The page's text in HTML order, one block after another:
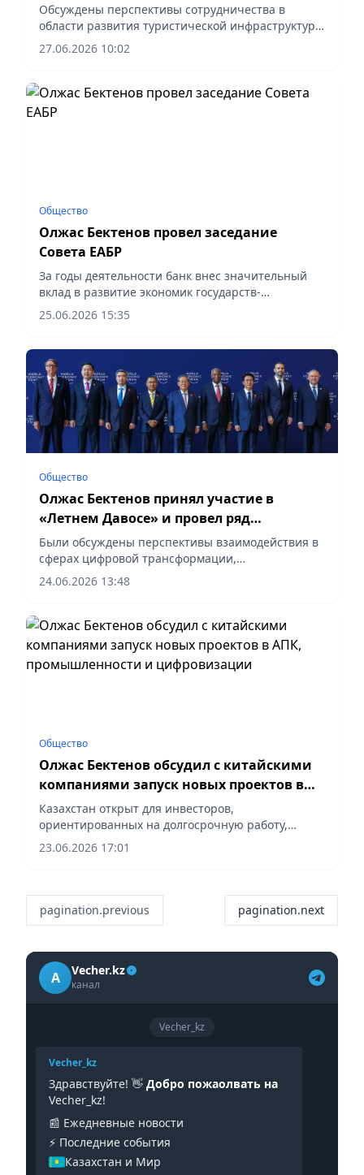
Обсуждены перспективы сотрудничества в
области развития туристической инфраструктуры
Казахстана, сообщает корреспондент vapress.kz.
27.06.2026 10:02
Общество
Олжас Бектенов провел заседание
Совета ЕАБР
За годы деятельности банк внес значительный
вклад в развитие экономик государств-
участников, сообщает корреспондент vapress.kz.
25.06.2026 15:35
Общество
Олжас Бектенов принял участие в
«Летнем Давосе» и провел ряд
двусторонних встреч
Были обсуждены перспективы взаимодействия в
сферах цифровой трансформации,
искусственного интеллекта, привлечения
инвестиций, сообщает корреспондент vapress.kz.
24.06.2026 13:48
Общество
Олжас Бектенов обсудил с китайскими
компаниями запуск новых проектов в
АПК, промышленности и цифровизации
Казахстан открыт для инвесторов,
ориентированных на долгосрочную работу,
сообщает корреспондент vapress.kz.
23.06.2026 17:01
pagination.previous pagination.next
A Vecher.kz
канал
Vecher_kz
Vecher_kz
Здравствуйте! 👋 Добро пожаолвать на
Vecher_kz!
📰 Ежедневные новости
⚡️ Последние события
Казахстан и Мир